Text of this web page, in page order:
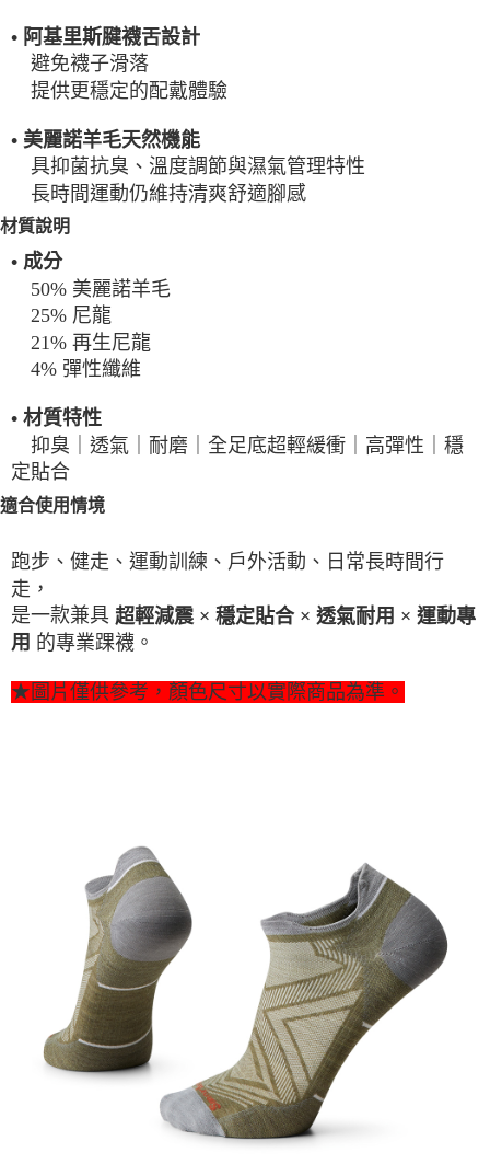
• 阿基里斯腱襪舌設計
避免襪子滑落
提供更穩定的配戴體驗
• 美麗諾羊毛天然機能
具抑菌抗臭、溫度調節與濕氣管理特性
長時間運動仍維持清爽舒適腳感
材質說明
• 成分
50% 美麗諾羊毛
25% 尼龍
21% 再生尼龍
4% 彈性纖維
• 材質特性
抑臭｜透氣｜耐磨｜全足底超輕緩衝｜高彈性｜穩
定貼合
適合使用情境
跑步、健走、運動訓練、戶外活動、日常長時間行
走，
是一款兼具 超輕減震 × 穩定貼合 × 透氣耐用 × 運動專
用 的專業踝襪。
★圖片僅供參考，顏色尺寸以實際商品為準。